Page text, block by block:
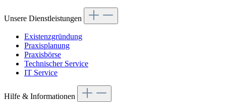
Unsere Dienstleistungen
Existenzgründung
Praxisplanung
Praxisbörse
Technischer Service
IT Service
Hilfe & Informationen